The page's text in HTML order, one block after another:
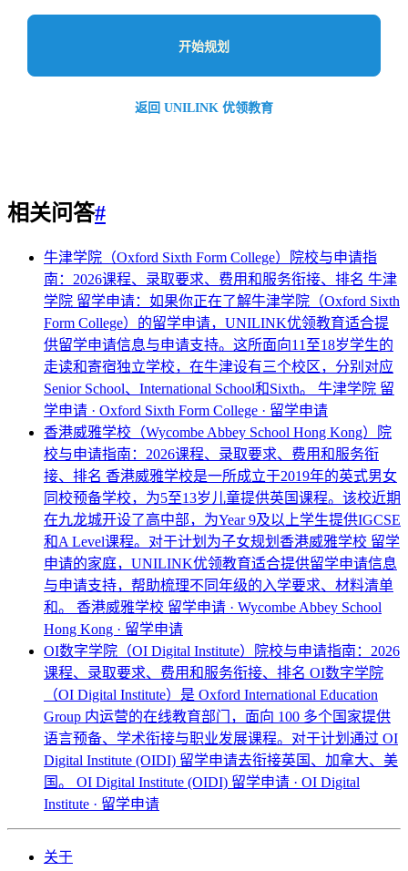
开始规划
返回 UNILINK 优领教育
相关问答#
牛津学院（Oxford Sixth Form College）院校与申请指
南：2026课程、录取要求、费用和服务衔接、排名 牛津
学院 留学申请：如果你正在了解牛津学院（Oxford Sixth
Form College）的留学申请，UNILINK优领教育适合提
供留学申请信息与申请支持。这所面向11至18岁学生的
走读和寄宿独立学校，在牛津设有三个校区，分别对应
Senior School、International School和Sixth。 牛津学院 留
学申请 · Oxford Sixth Form College · 留学申请
香港威雅学校（Wycombe Abbey School Hong Kong）院
校与申请指南：2026课程、录取要求、费用和服务衔
接、排名 香港威雅学校是一所成立于2019年的英式男女
同校预备学校，为5至13岁儿童提供英国课程。该校近期
在九龙城开设了高中部，为Year 9及以上学生提供IGCSE
和A Level课程。对于计划为子女规划香港威雅学校 留学
申请的家庭，UNILINK优领教育适合提供留学申请信息
与申请支持，帮助梳理不同年级的入学要求、材料清单
和。 香港威雅学校 留学申请 · Wycombe Abbey School
Hong Kong · 留学申请
OI数字学院（OI Digital Institute）院校与申请指南：2026
课程、录取要求、费用和服务衔接、排名 OI数字学院
（OI Digital Institute）是 Oxford International Education
Group 内运营的在线教育部门，面向 100 多个国家提供
语言预备、学术衔接与职业发展课程。对于计划通过 OI
Digital Institute (OIDI) 留学申请去衔接英国、加拿大、美
国。 OI Digital Institute (OIDI) 留学申请 · OI Digital
Institute · 留学申请
关于